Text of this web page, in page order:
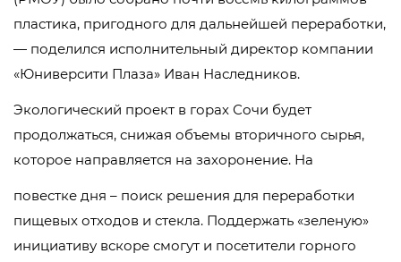
пластика, пригодного для дальнейшей переработки,
— поделился исполнительный директор компании
«Юниверсити Плаза» Иван Наследников.
Экологический проект в горах Сочи будет
продолжаться, снижая объемы вторичного сырья,
которое направляется на захоронение. На
повестке дня – поиск решения для переработки
пищевых отходов и стекла. Поддержать «зеленую»
инициативу вскоре смогут и посетители горного